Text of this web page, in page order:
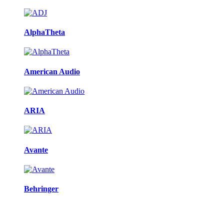
AlphaTheta
American Audio
ARIA
Avante
Behringer